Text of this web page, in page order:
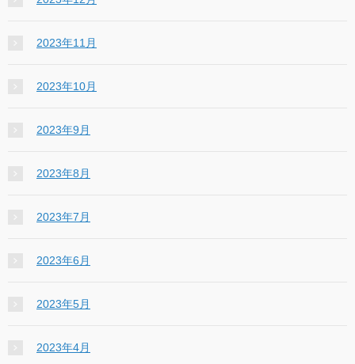
2023年11月
2023年10月
2023年9月
2023年8月
2023年7月
2023年6月
2023年5月
2023年4月